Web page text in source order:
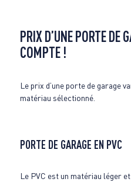
PRIX D’UNE PORTE DE
COMPTE !
Le prix d’une porte de garage
matériau sélectionné.
PORTE DE GARAGE EN PVC
Le PVC est un matériau léger